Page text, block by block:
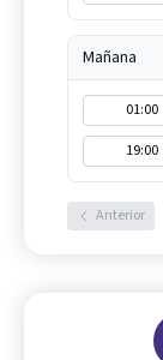
Mañana
01:00
19:00
Anterior